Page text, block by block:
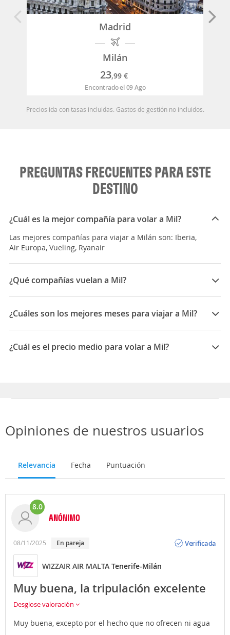
Madrid
Milán
23,99 €
Encontrado el 09 Ago
Precios ida con tasas incluidas. Gastos de gestión no incluidos.
PREGUNTAS FRECUENTES PARA ESTE
DESTINO
¿Cuál es la mejor compañía para volar a Mil?
Las mejores compañías para viajar a Milán son: Iberia,
Air Europa, Vueling, Ryanair
¿Qué compañías vuelan a Mil?
Las compañías que vuelan a Milán son: Vueling, Air
Europa, Iberia, Ryanair, Wizzair Air Malta, ITA Airways,
Easyjet, TAP Portugal, British Airways, Singapore
Airlines
¿Cuáles son los mejores meses para viajar a Mil?
Los mejores meses para viajar a Milán son Noviembre,
Octubre, Diciembre
¿Cuál es el precio medio para volar a Mil?
Opiniones de nuestros usuarios
Relevancia Fecha Puntuación
8.0
ANÓNIMO
08/11/2025 en pareja
Verificada
WIZZAIR AIR MALTA Tenerife-Milán
Muy buena, la tripulación excelente
Desglose valoración
Muy buena, excepto por el hecho que no ofrecen ni agua